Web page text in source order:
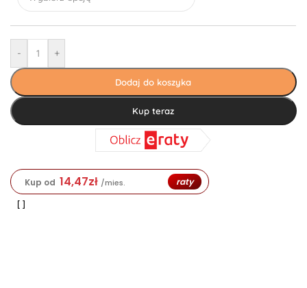
- +
Dodaj do koszyka
Kup teraz
Kup od 14,47zł /mies. raty